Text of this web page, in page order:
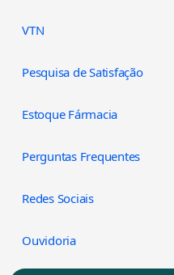
VTN
Pesquisa de Satisfação
Estoque Fármacia
Perguntas Frequentes
Redes Sociais
Ouvidoria